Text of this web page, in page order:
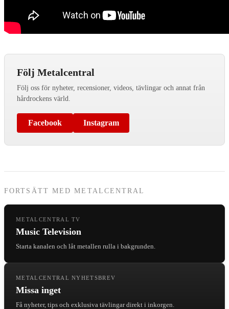
Följ Metalcentral
Följ oss för nyheter, recensioner, videos, tävlingar och annat från
hårdrockens värld.
Facebook Instagram
FORTSÄTT MED METALCENTRAL
METALCENTRAL TV
Music Television
Starta kanalen och låt metallen rulla i bakgrunden.
METALCENTRAL NYHETSBREV
Missa inget
Få nyheter, tips och exklusiva tävlingar direkt i inkorgen.